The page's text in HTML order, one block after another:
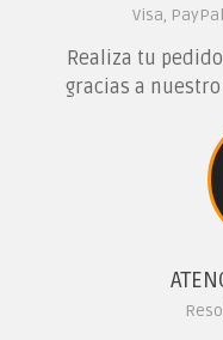
Visa,
Realiza tu
gracias a